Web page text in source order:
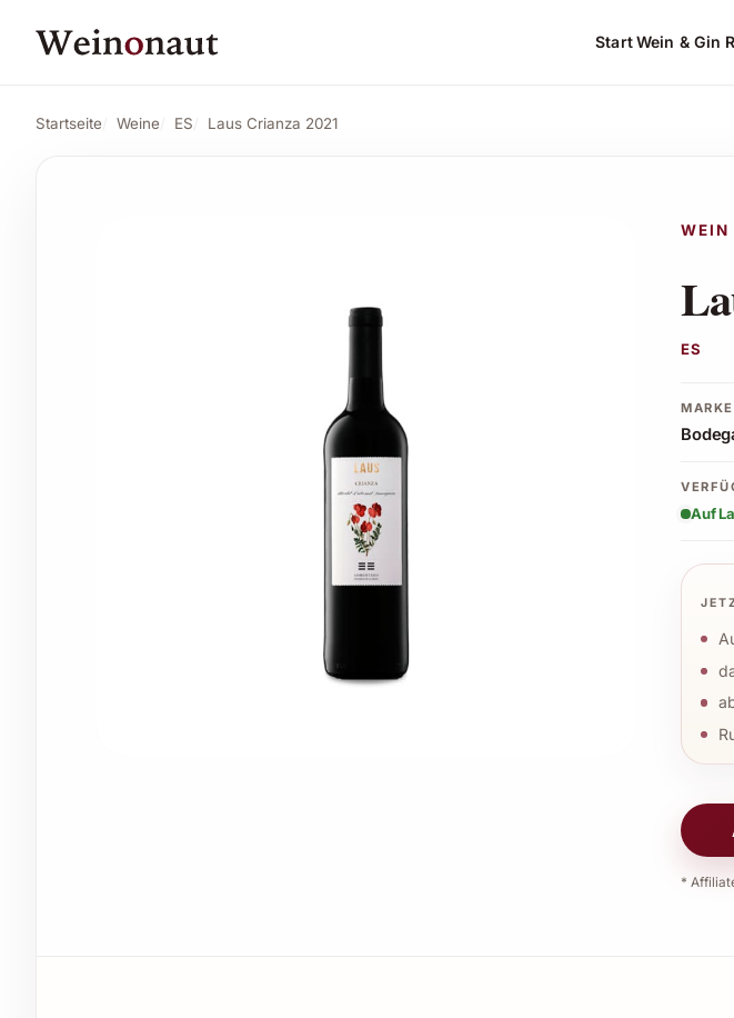
StartWein & Gin
Startseite Weine ES Laus Crianza 2021
Laus Crianza 2021 8,26 CHF
WEIN
ES
MARKE
Auf
*